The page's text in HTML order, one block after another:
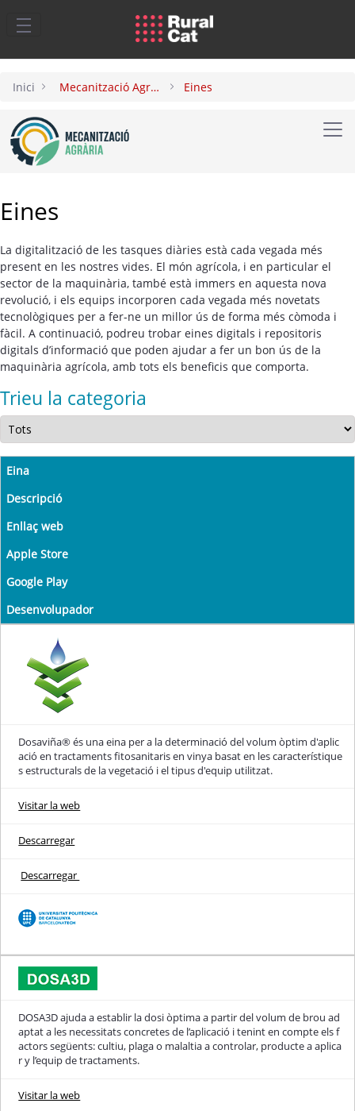
Salta al contingut principal
Inici Mecanització Agrària Eines
Eines
La digitalització de les tasques diàries està cada vegada més
present en les nostres vides. El món agrícola, i en particular el
sector de la maquinària, també està immers en aquesta nova
revolució, i els equips incorporen cada vegada més novetats
tecnològiques per a fer-ne un millor ús de forma més còmoda i
fàcil. A continuació, podreu trobar eines digitals i repositoris
digitals d’informació que poden ajudar a fer un bon ús de la
maquinària agrícola, amb tots els beneficis que comporta.
Trieu la categoria
Eina
Descripció
Enllaç web
Apple Store
Google Play
Desenvolupador
Dosaviña® és una eina per a la determinació del volum òptim d'aplic
ació en tractaments fitosanitaris en vinya basat en les característique
s estructurals de la vegetació i el tipus d'equip utilitzat.
Visitar la web
Descarregar
Descarregar
DOSA3D ajuda a establir la dosi òptima a partir del volum de brou ad
aptat a les necessitats concretes de l’aplicació i tenint en compte els f
actors següents: cultiu, plaga o malaltia a controlar, producte a aplica
r y l’equip de tractaments.
Visitar la web